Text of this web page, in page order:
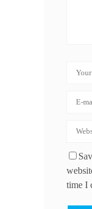
time I